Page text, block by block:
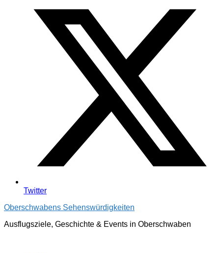
Twitter
Oberschwabens Sehenswürdigkeiten
Ausflugsziele, Geschichte & Events in Oberschwaben